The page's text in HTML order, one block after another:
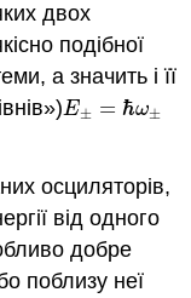
двох
подібної
а значить і її
E± = ℏω±
E±=ℏ ω±
осциляторів,
від одного
добре
поблизу неї